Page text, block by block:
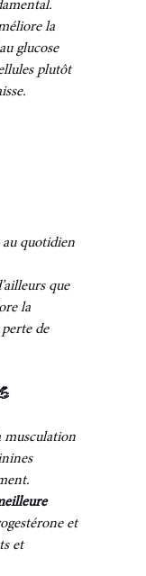
la
glucose
plutôt
au quotidien
que
la
de
musculation
et
et